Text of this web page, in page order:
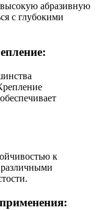
абразивную
с глубокими
к